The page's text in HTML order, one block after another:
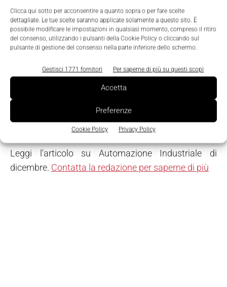
Clicca qui sotto per acconsentire a quanto sopra o per fare scelte
dettagliate. Le tue scelte saranno applicate solamente a questo sito. È
possibile modificare le impostazioni in qualsiasi momento, compreso il ritiro
del consenso, utilizzando i pulsanti della Cookie Policy o cliccando sul
pulsante di gestione del consenso nella parte inferiore dello schermo.
Gestisci 1771 fornitori Per saperne di più su questi scopi
Accetta
Preferenze
Cookie Policy Privacy Policy
rispettare strette tempistiche di consegna e fare
fronte a elevati costi di sviluppo dei prodotti.
Applicando un modello di lean production in queste
di produzione efficiente, in linea con l'andamento
della domanda, e di una rete di fornitura affidabile,
priva di colli di bottiglia. E le tecniche di
progettazione modulare sviluppate dal settore auto
motive sono perfette per il machinery.
Leggi l'articolo su Automazione Industriale di
dicembre. Contatta la redazione per saperne di più